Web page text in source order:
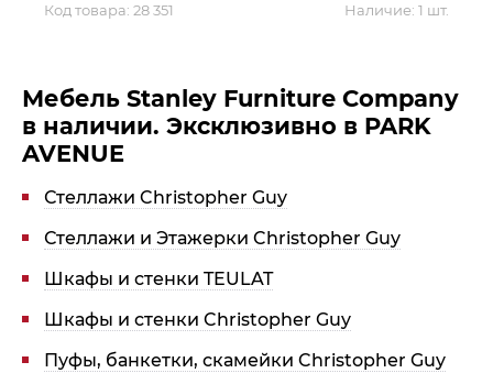
Код товара: 28 351 Наличие: 1 шт.
Мебель Stanley Furniture Company
в наличии. Эксклюзивно в PARK
AVENUE
Стеллажи Christopher Guy
Стеллажи и Этажерки Christopher Guy
Шкафы и стенки TEULAT
Шкафы и стенки Christopher Guy
Пуфы, банкетки, скамейки Christopher Guy